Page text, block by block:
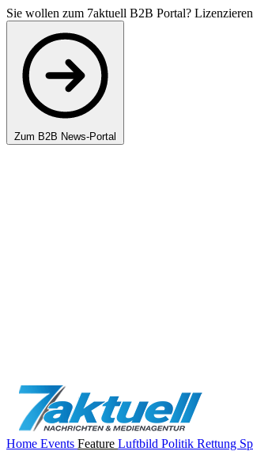
Sie wollen zum 7aktuell B2B Portal?
Zum B2B News-Portal
Home Events Feature Luftbild Politik Rettung